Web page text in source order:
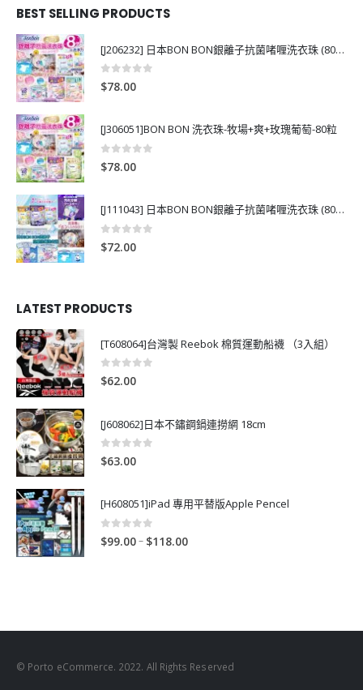
BEST SELLING PRODUCTS
[J206232] 日本BON BON銀離子抗菌啫喱洗衣珠 (80粒)
0out of 5
$78.00
[J306051]BON BON 洗衣珠-牧場+爽+玫瑰葡萄-80粒
0out of 5
$78.00
[J111043] 日本BON BON銀離子抗菌啫喱洗衣珠 (80粒)
0out of 5
$72.00
LATEST PRODUCTS
[T608064]台灣製 Reebok 棉質運動船襪 （3入組）
0 out of 5
$62.00
[J608062]日本不鏽鋼鍋連撈網 18cm
0 out of 5
$63.00
[H608051]iPad 專用平替版Apple Pencel
0 out of 5
$99.00– $118.00P
r
n
© Porto eCommerce. 2022. All Rights Reserved